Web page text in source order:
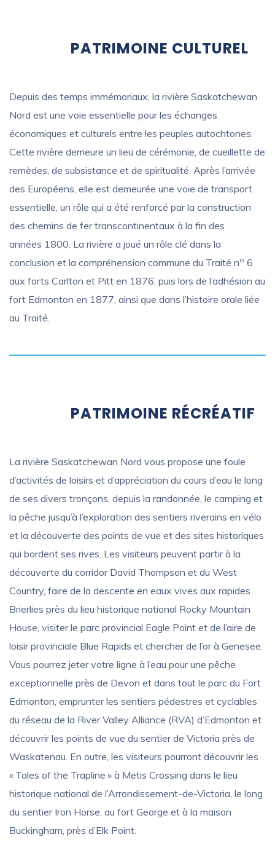
PATRIMOINE CULTUREL
Depuis des temps immémoriaux, la rivière Saskatchewan
Nord est une voie essentielle pour les échanges
économiques et culturels entre les peuples autochtones.
Cette rivière demeure un lieu de cérémonie, de cueillette de
remèdes, de subsistance et de spiritualité. Après l’arrivée
des Européens, elle est demeurée une voie de transport
essentielle, un rôle qui a été renforcé par la construction
des chemins de fer transcontinentaux à la fin des
années 1800. La rivière a joué un rôle clé dans la
conclusion et la compréhension commune du Traité no 6
aux forts Carlton et Pitt en 1876, puis lors de l’adhésion au
fort Edmonton en 1877, ainsi que dans l’histoire orale liée
au Traité.
PATRIMOINE RÉCRÉATIF
La rivière Saskatchewan Nord vous propose une foule
d’activités de loisirs et d’appréciation du cours d’eau le long
de ses divers tronçons, depuis la randonnée, le camping et
la pêche jusqu’à l’exploration des sentiers riverains en vélo
et la découverte des points de vue et des sites historiques
qui bordent ses rives. Les visiteurs peuvent partir à la
découverte du corridor David Thompson et du West
Country, faire de la descente en eaux vives aux rapides
Brierlies près du lieu historique national Rocky Mountain
House, visiter le parc provincial Eagle Point et de l’aire de
loisir provinciale Blue Rapids et chercher de l’or à Genesee.
Vous pourrez jeter votre ligne à l’eau pour une pêche
exceptionnelle près de Devon et dans tout le parc du Fort
Edmonton, emprunter les sentiers pédestres et cyclables
du réseau de la River Valley Alliance (RVA) d’Edmonton et
découvrir les points de vue du sentier de Victoria près de
Waskatenau. En outre, les visiteurs pourront découvrir les
« Tales of the Trapline » à Metis Crossing dans le lieu
historique national de l’Arrondissement-de-Victoria, le long
du sentier Iron Horse, au fort George et à la maison
Buckingham, près d’Elk Point.